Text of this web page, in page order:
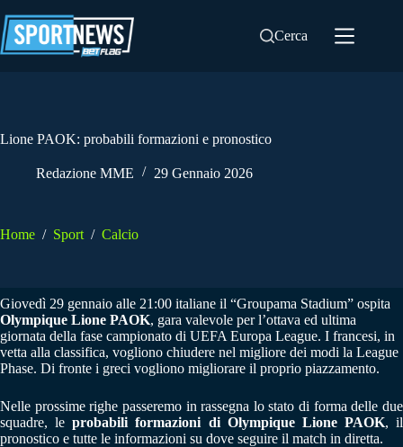
al
contenuto
Cerca
Lione PAOK: probabili formazioni e pronostico
Redazione MME 29 Gennaio 2026
Home / Sport / Calcio
Giovedì 29 gennaio alle 21:00 italiane il “Groupama Stadium” ospita
Olympique Lione PAOK, gara valevole per l’ottava ed ultima
giornata della fase campionato di UEFA Europa League. I francesi, in
vetta alla classifica, vogliono chiudere nel migliore dei modi la League
Phase. Di fronte i greci vogliono migliorare il proprio piazzamento.
Nelle prossime righe passeremo in rassegna lo stato di forma delle due
squadre, leprobabili formazioni di Olympique Lione PAOK, il
pronostico e tutte le informazioni su dove seguire il match in diretta.